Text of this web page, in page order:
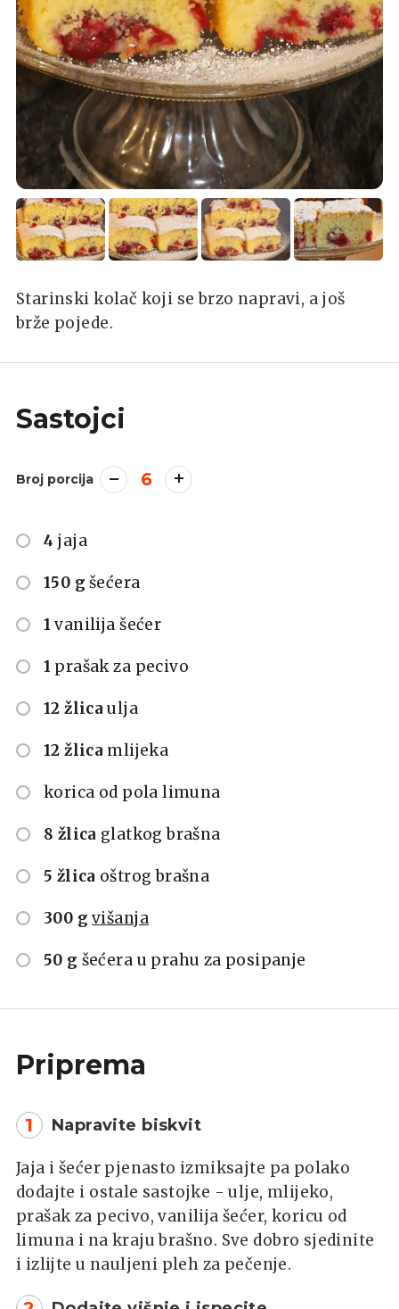
Starinski kolač koji se brzo napravi, a još
brže pojede.
Sastojci
Broj porcija 6
4 jaja
150 g šećera
1 vanilija šećer
1 prašak za pecivo
12 žlica ulja
12 žlica mlijeka
korica od pola limuna
8 žlica glatkog brašna
5 žlica oštrog brašna
300 g višanja
50 g šećera u prahu za posipanje
Priprema
1 Napravite biskvit
Jaja i šećer pjenasto izmiksajte pa polako
dodajte i ostale sastojke - ulje, mlijeko,
prašak za pecivo, vanilija šećer, koricu od
limuna i na kraju brašno. Sve dobro sjedinite
i izlijte u nauljeni pleh za pečenje.